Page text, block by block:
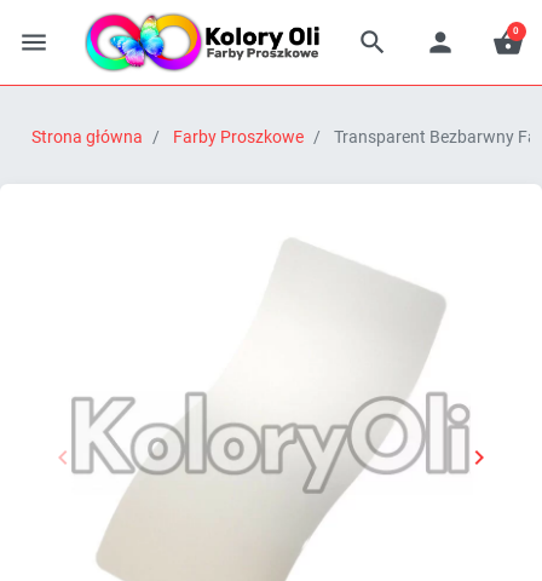
   
0
Strona główna Farby Proszkowe Transparent Bezbarwny
Poprzedni
 